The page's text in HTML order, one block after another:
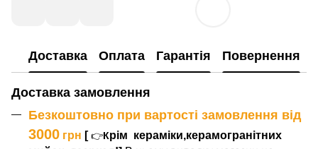
Доставка Оплата Гарантія Повернення
Доставка замовлення
Безкоштовно при вартості замовлення від
3000 грн [ 👉Крім кераміки,керамогранітних